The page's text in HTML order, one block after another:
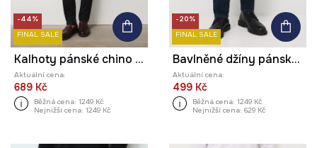
-44%
FINAL SALE
Kalhoty pánské chino bez vzoru
Aktuální cena:
689 Kč
Běžná cena: 1249 Kč
Nejnižší cena: 1249 Kč
-20%
FINAL SALE
Bavlněné džíny pánské s elastanem, slim
Aktuální cena:
499 Kč
Běžná cena: 1249 Kč
Nejnižší cena: 629 Kč